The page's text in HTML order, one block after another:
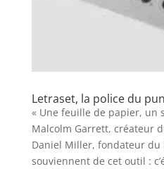
Letraset, la police du
« Une feuille de papier, un
Malcolm Garrett, créateur
Daniel Miller, fondateur du
souviennent de cet outil :